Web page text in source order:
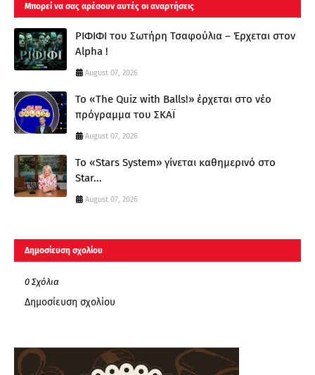
Μπορεί να σας αρέσουν αυτές οι αναρτήσεις
ΡΙΦΙΦΙ του Σωτήρη Τσαφούλια – Έρχεται στον
Alpha !
August 07, 2026
Το «The Quiz with Balls!» έρχεται στο νέο
πρόγραμμα του ΣΚΑΪ
August 07, 2026
Το «Stars System» γίνεται καθημερινό στο
Star...
August 07, 2026
Δημοσίευση σχολίου
0 Σχόλια
Δημοσίευση σχολίου